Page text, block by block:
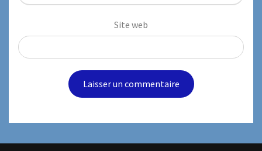
Site web